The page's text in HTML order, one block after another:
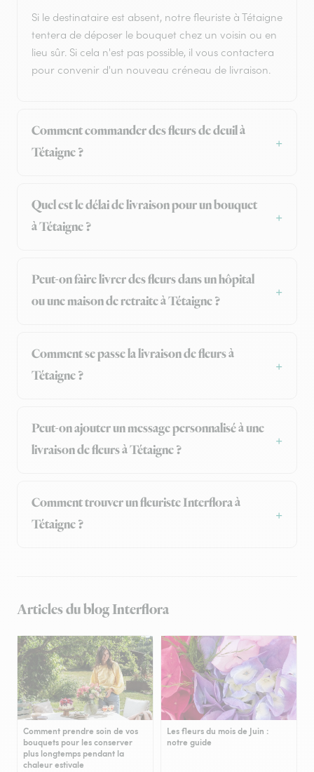
Si le destinataire est absent, notre fleuriste à Tétaigne
tentera de déposer le bouquet chez un voisin ou en
lieu sûr. Si cela n'est pas possible, il vous contactera
pour convenir d'un nouveau créneau de livraison.
Comment commander des fleurs de deuil à
Tétaigne ?
Quel est le délai de livraison pour un bouquet
à Tétaigne ?
Peut-on faire livrer des fleurs dans un hôpital
ou une maison de retraite à Tétaigne ?
Comment se passe la livraison de fleurs à
Tétaigne ?
Peut-on ajouter un message personnalisé à une
livraison de fleurs à Tétaigne ?
Comment trouver un fleuriste Interflora à
Tétaigne ?
Articles du blog Interflora
Comment prendre soin de vos
bouquets pour les conserver
plus longtemps pendant la
chaleur estivale
Les fleurs du mois de Juin :
notre guide